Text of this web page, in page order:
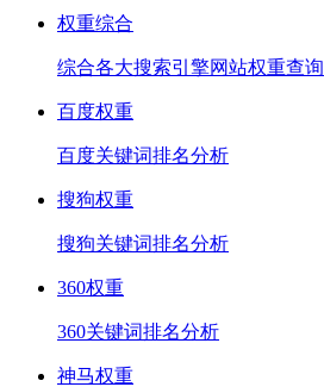
权重综合
综合各大搜索引擎网站权重查询
百度权重
百度关键词排名分析
搜狗权重
搜狗关键词排名分析
360权重
360关键词排名分析
神马权重